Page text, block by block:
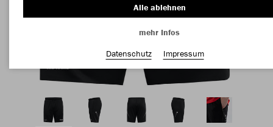
Alle ablehnen
mehr Infos
Datenschutz
Impressum